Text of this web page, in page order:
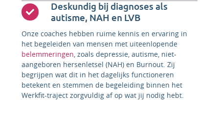
Deskundig bij diagnoses als
autisme, NAH en LVB
Onze coaches hebben ruime kennis en ervaring in
het begeleiden van mensen met uiteenlopende
belemmeringen , zoals depressie, autisme, niet-
aangeboren hersenletsel (NAH) en Burnout. Zij
begrijpen wat dit in het dagelijks functioneren
betekent en stemmen de begeleiding binnen het
Werkfit-traject zorgvuldig af op wat jij nodig hebt.